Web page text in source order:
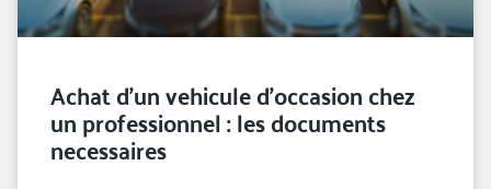
Achat d’un vehicule d’occasion chez
un professionnel : les documents
necessaires